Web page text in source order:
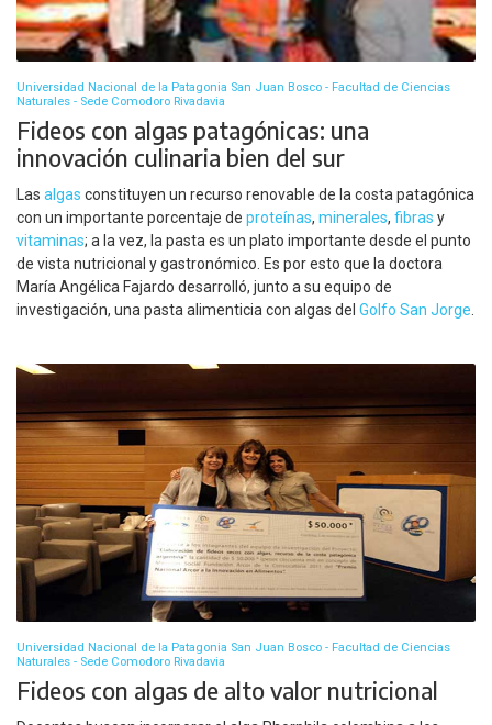
Universidad Nacional de la Patagonia San Juan Bosco - Facultad de Ciencias
Naturales - Sede Comodoro Rivadavia
Fideos con algas patagónicas: una
innovación culinaria bien del sur
Las algas constituyen un recurso renovable de la costa patagónica
con un importante porcentaje de proteínas, minerales, fibras y
vitaminas; a la vez, la pasta es un plato importante desde el punto
de vista nutricional y gastronómico. Es por esto que la doctora
María Angélica Fajardo desarrolló, junto a su equipo de
investigación, una pasta alimenticia con algas del Golfo San Jorge
Universidad Nacional de la Patagonia San Juan Bosco - Facultad de Ciencias
Naturales - Sede Comodoro Rivadavia
Fideos con algas de alto valor nutricional